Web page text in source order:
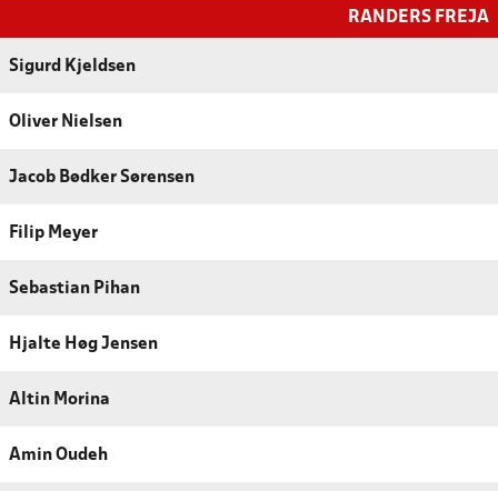
RANDERS FREJA
Sigurd Kjeldsen
Oliver Nielsen
Jacob Bødker Sørensen
Filip Meyer
Sebastian Pihan
Hjalte Høg Jensen
Altin Morina
Amin Oudeh